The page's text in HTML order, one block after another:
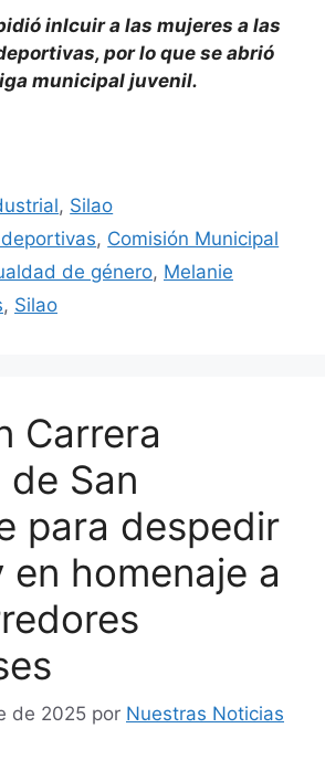
inlcuir a las mujeres a las
por lo que se abrió
municipal juvenil.
, Silao
, Comisión Municipal
de género, Melanie
, Silao
Carrera
San
para despedir
en homenaje a
de 2025 por Nuestras Noticias